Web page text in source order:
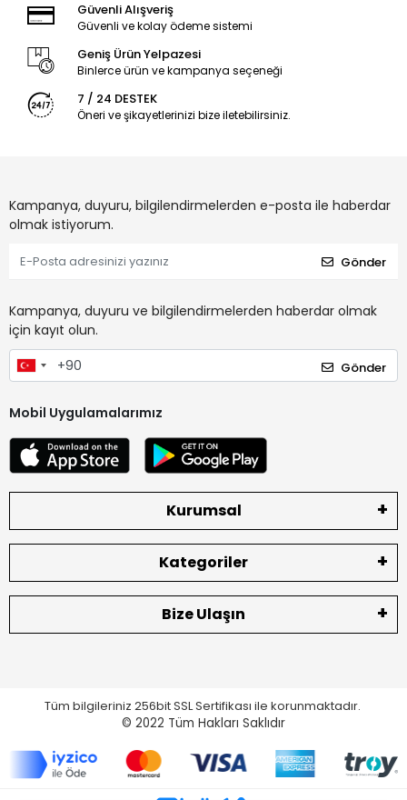
Güvenli Alışveriş
Güvenli ve kolay ödeme sistemi
Geniş Ürün Yelpazesi
Binlerce ürün ve kampanya seçeneği
7 / 24 DESTEK
Öneri ve şikayetlerinizi bize iletebilirsiniz.
Kampanya, duyuru, bilgilendirmelerden e-posta ile haberdar
olmak istiyorum.
Gönder
Kampanya, duyuru ve bilgilendirmelerden haberdar olmak
için kayıt olun.
Gönder
Mobil Uygulamalarımız
Kurumsal
Kategoriler
Bize Ulaşın
Tüm bilgileriniz 256bit SSL Sertifikası ile korunmaktadır.
© 2022 Tüm Hakları Saklıdır